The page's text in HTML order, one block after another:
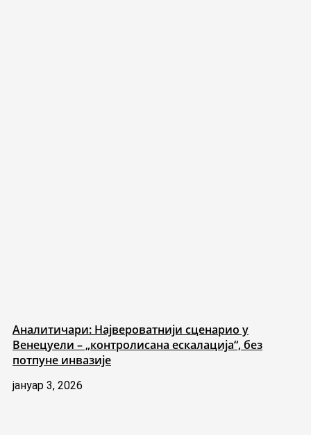
Аналитичари: Највероватнији сценарио у
Венецуели – „контролисана ескалација“, без
потпуне инвазије
јануар 3, 2026